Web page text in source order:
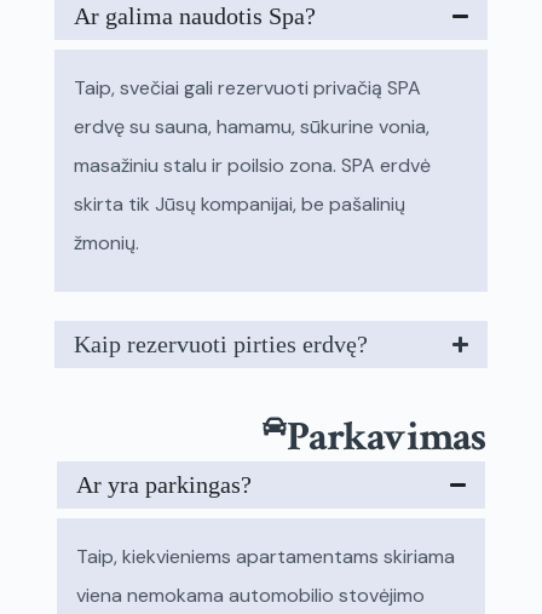
Ar galima naudotis Spa?
Taip, svečiai gali rezervuoti privačią SPA
erdvę su sauna, hamamu, sūkurine vonia,
masažiniu stalu ir poilsio zona. SPA erdvė
skirta tik Jūsų kompanijai, be pašalinių
žmonių.
Kaip rezervuoti pirties erdvę?
Parkavimas
Ar yra parkingas?
Taip, kiekvieniems apartamentams skiriama
viena nemokama automobilio stovėjimo